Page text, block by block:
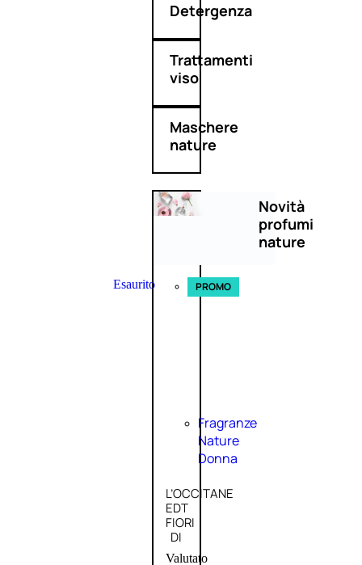
Detergenza
Trattamenti
viso
Maschere
nature
Novità
profumi
nature
Esaurito PROMO
Fragranze
Nature
Donna
L’OCCITANE
EDT
FIORI
DI
Valutato